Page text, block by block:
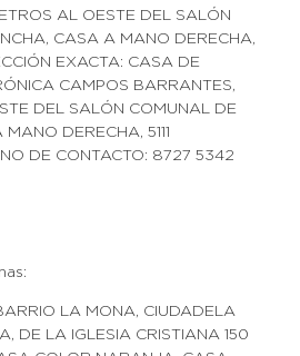
AL OESTE DEL SALÓN
CASA A MANO DERECHA,
EXACTA: CASA DE
CAMPOS BARRANTES,
DEL SALÓN COMUNAL DE
DERECHA, 5111
DE CONTACTO: 8727 5342
LA MONA, CIUDADELA
DE LA IGLESIA CRISTIANA 150